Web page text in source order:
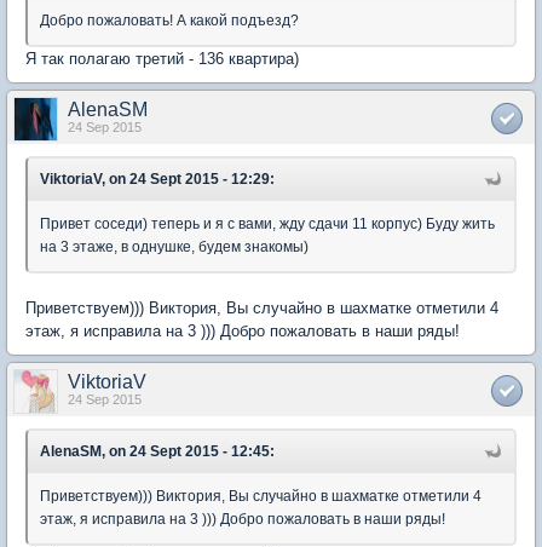
Добро пожаловать! А какой подъезд?
Я так полагаю третий - 136 квартира)
AlenaSM
24 Sep 2015
ViktoriaV, on 24 Sept 2015 - 12:29:
Привет соседи) теперь и я с вами, жду сдачи 11 корпус) Буду жить
на 3 этаже, в однушке, будем знакомы)
Приветствуем))) Виктория, Вы случайно в шахматке отметили 4
этаж, я исправила на 3 ))) Добро пожаловать в наши ряды!
ViktoriaV
24 Sep 2015
AlenaSM, on 24 Sept 2015 - 12:45:
Приветствуем))) Виктория, Вы случайно в шахматке отметили 4
этаж, я исправила на 3 ))) Добро пожаловать в наши ряды!